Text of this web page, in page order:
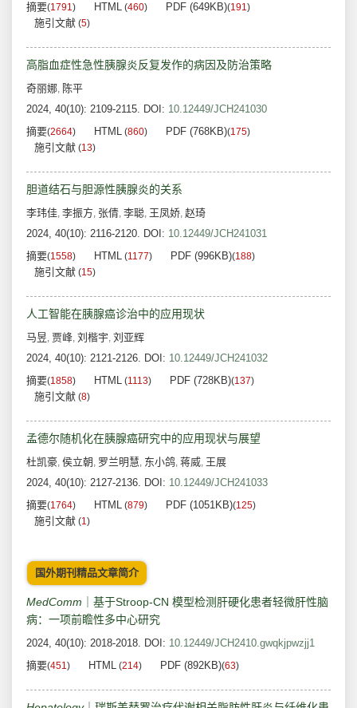
摘要(1791) HTML (460) PDF (649KB)(191)
施引文献 (5)
高脂血症性急性胰腺炎反复发作的病因及防治策略
奇丽娜, 陈平
2024, 40(10): 2109-2115. DOI: 10.12449/JCH241030
摘要(2664) HTML (860) PDF (768KB)(175)
施引文献 (13)
胆道结石与胆源性胰腺炎的关系
李玮佳, 李振方, 张倩, 李聪, 王凤娇, 赵琦
2024, 40(10): 2116-2120. DOI: 10.12449/JCH241031
摘要(1558) HTML (1177) PDF (996KB)(188)
施引文献 (15)
人工智能在胰腺癌诊治中的应用现状
马昱, 贾峰, 刘楷宇, 刘亚辉
2024, 40(10): 2121-2126. DOI: 10.12449/JCH241032
摘要(1858) HTML (1113) PDF (728KB)(137)
施引文献 (8)
孟德尔随机化在胰腺癌研究中的应用现状与展望
杜凯豪, 侯立朝 , 罗兰明慧, 东小鸽, 蒋威, 王展
2024, 40(10): 2127-2136. DOI: 10.12449/JCH241033
摘要(1764) HTML (879) PDF (1051KB)(125)
施引文献 (1)
国外期刊精品文章简介
MedComm ｜基于Stroop-CN 模型检测肝硬化患者轻微肝性脑
病：一项前瞻性多中心研究
2024, 40(10): 2018-2018. DOI: 10.12449/JCH2410.gwqkjpwzjj1
摘要(451) HTML (214) PDF (892KB)(63)